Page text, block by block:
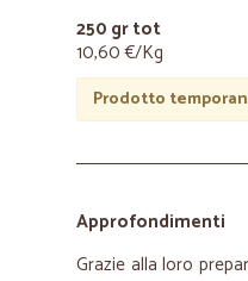
250 gr tot
10,60 €/Kg
Prodotto
Approfondimenti
Grazie alla loro